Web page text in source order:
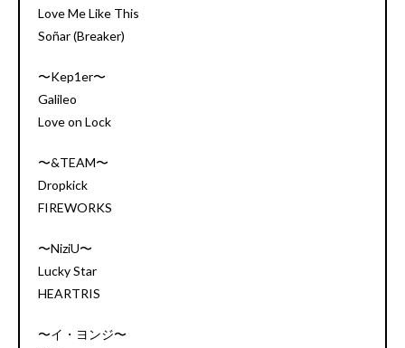
Love Me Like This
Soñar (Breaker)
〜Kep1er〜
Galileo
Love on Lock
〜&TEAM〜
Dropkick
FIREWORKS
〜NiziU〜
Lucky Star
HEARTRIS
〜イ・ヨンジ〜